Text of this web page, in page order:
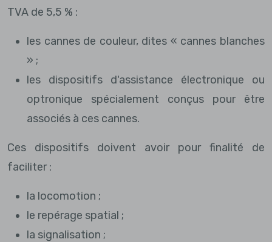
TVA de 5,5 % :
les cannes de couleur, dites « cannes blanches
» ;
les dispositifs d'assistance électronique ou
optronique spécialement conçus pour être
associés à ces cannes.
Ces dispositifs doivent avoir pour finalité de
faciliter :
la locomotion ;
le repérage spatial ;
la signalisation ;